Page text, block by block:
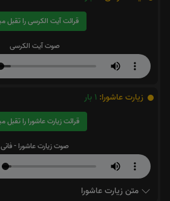
قرائت آیت الکرسی را تقبل میکنم
صوت آیت الکرسی
زیارت عاشورا: 1 بار
قرائت زیارت عاشورا را تقبل میکنم
صوت زیارت عاشورا - فانی
متن زیارت عاشورا